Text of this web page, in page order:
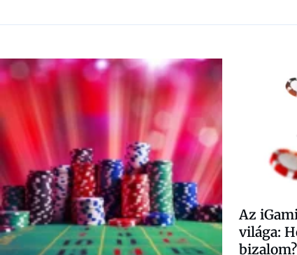
Az
világa:
bizalom?